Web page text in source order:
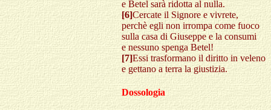
e Betel sarà ridotta al nulla.
[6]Cercate il Signore e vivrete,
perchè egli non irrompa come fuoco
sulla casa di Giuseppe e la consumi
e nessuno spenga Betel!
[7]Essi trasformano il diritto in veleno
e gettano a terra la giustizia.
Dossologia